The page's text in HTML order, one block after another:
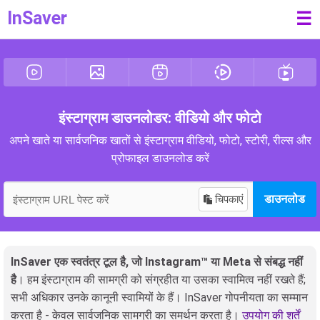
InSaver ☰
इंस्टाग्राम डाउनलोडर: वीडियो और फोटो
अपने खाते या सार्वजनिक खातों से इंस्टाग्राम वीडियो, फोटो, स्टोरी, रील्स और
प्रोफाइल डाउनलोड करें
चिपकाएं डाउनलोड
InSaver एक स्वतंत्र टूल है, जो Instagram™ या Meta से संबद्ध नहीं
है। हम इंस्टाग्राम की सामग्री को संग्रहीत या उसका स्वामित्व नहीं रखते हैं;
सभी अधिकार उनके कानूनी स्वामियों के हैं। InSaver गोपनीयता का सम्मान
करता है - केवल सार्वजनिक सामग्री का समर्थन करता है।उपयोग की शर्तें